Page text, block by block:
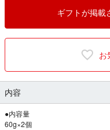
ギフトが掲載
お
内容
●内容量
60g×2個